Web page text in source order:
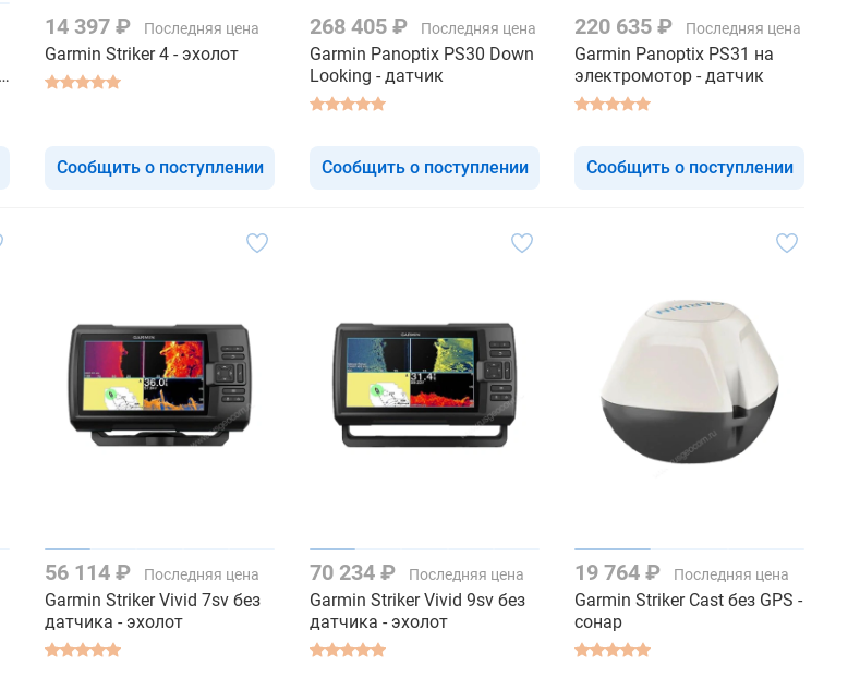
14 397 ₽ Последняя цена
Garmin Striker 4 - эхолот
Сообщить о поступлении
268 405 ₽ Последняя цена
Garmin Panoptix PS30 Down
Looking - датчик
Сообщить о поступлении
220 635 ₽ Последняя цена
Garmin Panoptix PS31 на
электромотор - датчик
Сообщить о поступлении
56 114 ₽ Последняя цена
Garmin Striker Vivid 7sv без
датчика - эхолот
70 234 ₽ Последняя цена
Garmin Striker Vivid 9sv без
датчика - эхолот
19 764 ₽ Последняя цена
Garmin Striker Cast без GPS -
сонар